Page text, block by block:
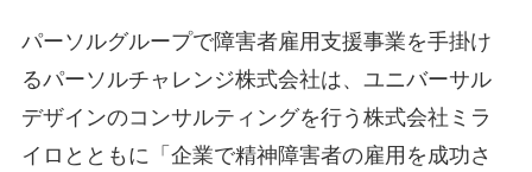
パーソルグループで障害者雇用支援事業を手掛け
るパーソルチャレンジ株式会社は、ユニバーサル
デザインのコンサルティングを行う株式会社ミラ
イロとともに「企業で精神障害者の雇用を成功さ